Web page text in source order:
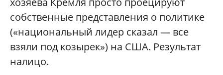
собственные представления о политике
(«национальный лидер сказал — все
взяли под козырек») на США. Результат
налицо.